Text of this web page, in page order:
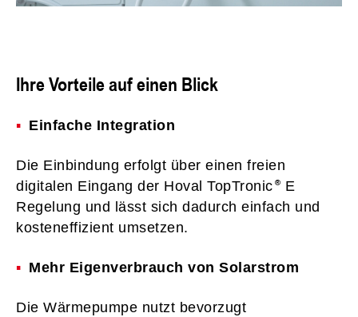
Ihre Vorteile auf einen Blick​
Einfache Integration
Die Einbindung erfolgt über einen freien
digitalen Eingang der Hoval TopTronic
E
Regelung und lässt sich dadurch einfach und
kosteneffizient umsetzen.
Mehr Eigenverbrauch von Solarstrom
Die Wärmepumpe nutzt bevorzugt